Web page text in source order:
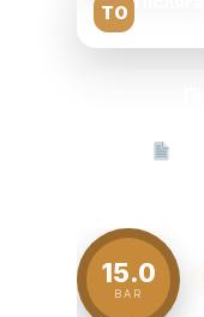
ТО
15.0
BAR